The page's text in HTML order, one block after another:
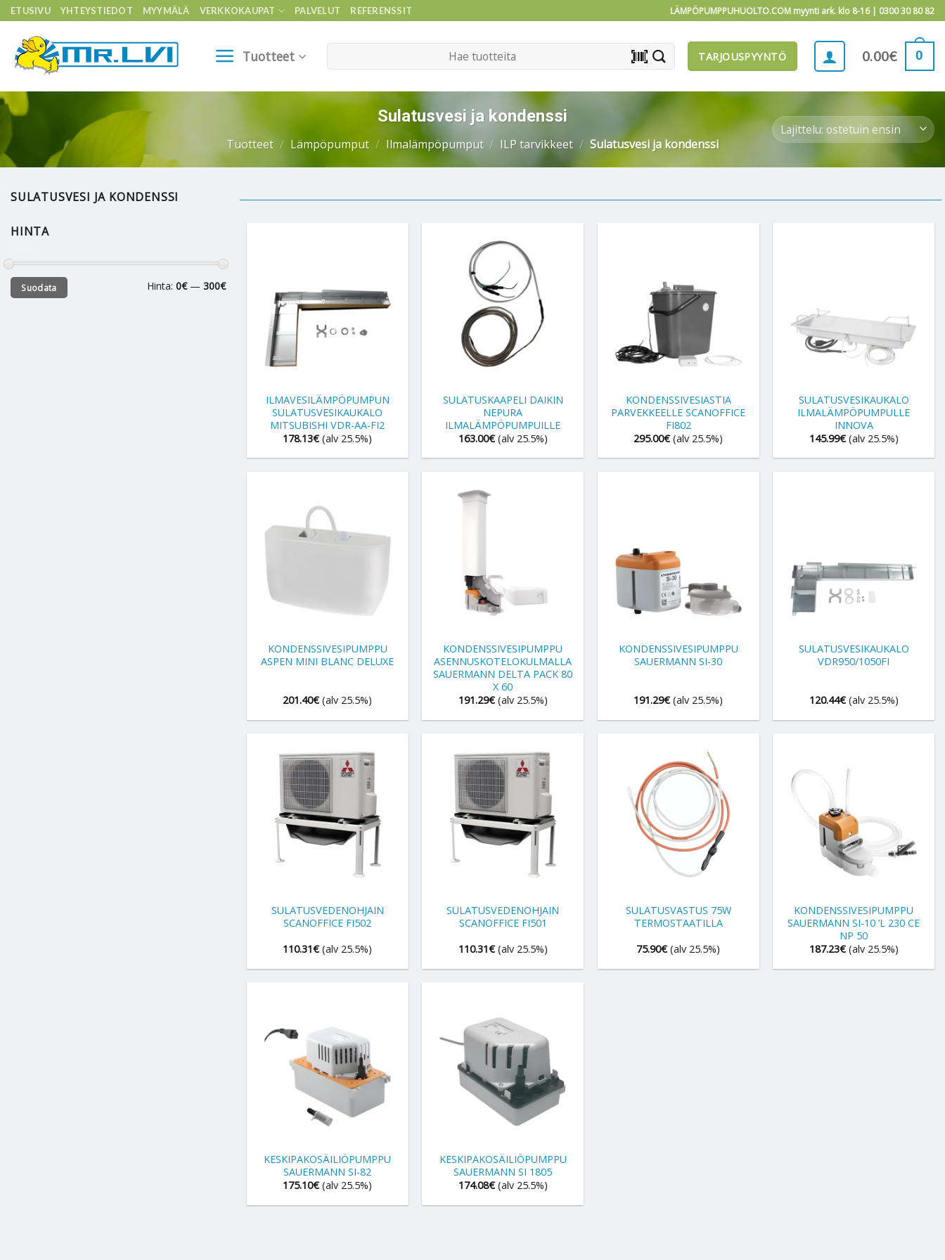
Skip
to
content
ETUSIVU YHTEYSTIEDOT MYYMÄLÄ VERKKOKAUPAT PALVELUT REFERENSSIT LÄMPÖPUMPPUHUOLTO.COM myynti ark. klo 8-16 | 0300 30 80 82
Tuotteet barcode_scanner TARJOUSPYYNTÖ 0.00€ 0
Sulatusvesi ja kondenssi
Tuotteet / Lämpöpumput / Ilmalämpöpumput / ILP tarvikkeet / Sulatusvesi ja kondenssi
SULATUSVESI JA KONDENSSI
HINTA
Minimihinta
Maksimihinta
Suodata Hinta: 0€— 300€
ILMAVESILÄMPÖPUMPUN
SULATUSVESIKAUKALO
MITSUBISHI VDR-AA-FI2
178.13€ (alv 25.5%)
SULATUSKAAPELI DAIKIN
NEPURA
ILMALÄMPÖPUMPUILLE
163.00€ (alv 25.5%)
KONDENSSIVESIASTIA
PARVEKKEELLE SCANOFFICE
FI802
295.00€ (alv 25.5%)
SULATUSVESIKAUKALO
ILMALÄMPÖPUMPULLE
INNOVA
145.99€ (alv 25.5%)
KONDENSSIVESIPUMPPU
ASPEN MINI BLANC DELUXE
201.40€ (alv 25.5%)
KONDENSSIVESIPUMPPU
ASENNUSKOTELOKULMALLA
SAUERMANN DELTA PACK 80
X 60
191.29€ (alv 25.5%)
KONDENSSIVESIPUMPPU
SAUERMANN SI-30
191.29€ (alv 25.5%)
SULATUSVESIKAUKALO
VDR950/1050FI
120.44€ (alv 25.5%)
SULATUSVEDENOHJAIN
SCANOFFICE FI502
110.31€ (alv 25.5%)
SULATUSVEDENOHJAIN
SCANOFFICE FI501
110.31€ (alv 25.5%)
SULATUSVASTUS 75W
TERMOSTAATILLA
75.90€ (alv 25.5%)
KONDENSSIVESIPUMPPU
SAUERMANN SI-10 ’L 230 CE
NP 50
187.23€ (alv 25.5%)
KESKIPAKOSÄILIÖPUMPPU
SAUERMANN SI-82
175.10€ (alv 25.5%)
KESKIPAKOSÄILIÖPUMPPU
SAUERMANN SI 1805
174.08€ (alv 25.5%)